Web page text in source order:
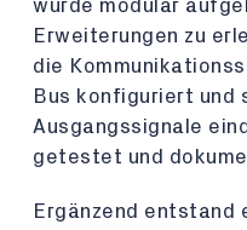
wurde modular
Erweiterungen zu
die
Bus konfiguriert und
Ausgangssignale
getestet und
Ergänzend entstand